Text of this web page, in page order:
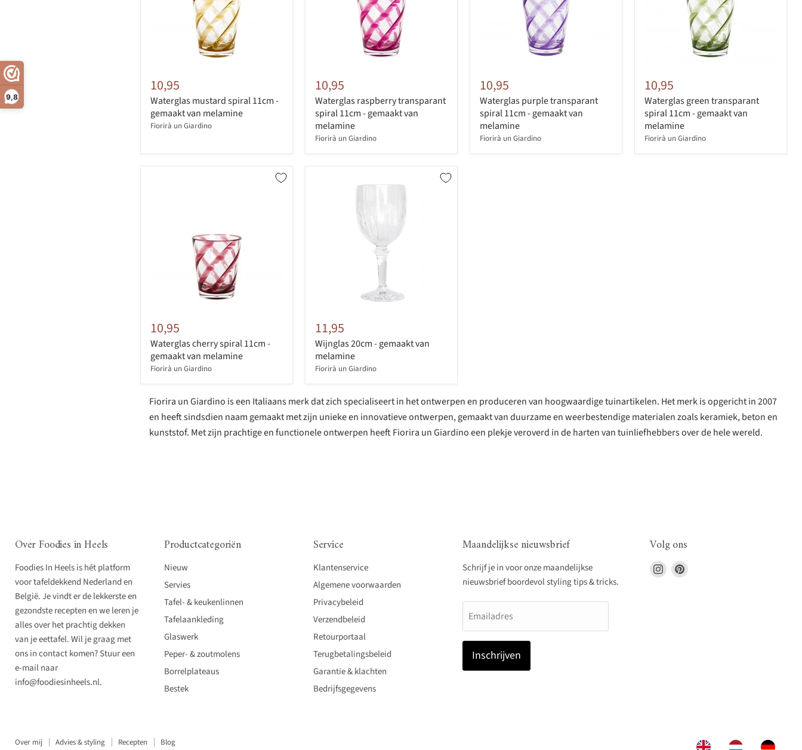
9,8
10,95
Waterglas mustard spiral 11cm -
gemaakt van melamine
Fiorirà un Giardino
10,95
Waterglas raspberry transparant
spiral 11cm - gemaakt van
melamine
Fiorirà un Giardino
10,95
Waterglas purple transparant
spiral 11cm - gemaakt van
melamine
Fiorirà un Giardino
10,95
Waterglas green transparant
spiral 11cm - gemaakt van
melamine
Fiorirà un Giardino
10,95
Waterglas cherry spiral 11cm -
gemaakt van melamine
Fiorirà un Giardino
11,95
Wijnglas 20cm - gemaakt van
melamine
Fiorirà un Giardino
Fiorira un Giardino is een Italiaans merk dat zich specialiseert in het ontwerpen en produceren van hoogwaardige tuinartikelen. Het merk is opgericht in 2007
en heeft sindsdien naam gemaakt met zijn unieke en innovatieve ontwerpen, gemaakt van duurzame en weerbestendige materialen zoals keramiek, beton en
kunststof. Met zijn prachtige en functionele ontwerpen heeft Fiorira un Giardino een plekje veroverd in de harten van tuinliefhebbers over de hele wereld.
Over Foodies in Heels
Foodies In Heels is hét platform
voor tafeldekkend Nederland en
België. Je vindt er de lekkerste en
gezondste recepten en we leren je
alles over het prachtig dekken
van je eettafel. Wil je graag met
ons in contact komen? Stuur een
e-mail naar
info@foodiesinheels.nl.
Productcategoriën
Nieuw
Servies
Tafel- & keukenlinnen
Tafelaankleding
Glaswerk
Peper- & zoutmolens
Borrelplateaus
Bestek
Service
Klantenservice
Algemene voorwaarden
Privacybeleid
Verzendbeleid
Retourportaal
Terugbetalingsbeleid
Garantie & klachten
Bedrijfsgegevens
Maandelijkse nieuwsbrief
Schrijf je in voor onze maandelijkse
nieuwsbrief boordevol styling tips & tricks.
Emailadres
Inschrijven
Volg ons
Vind
ons
Vind
Over mij Advies & styling Recepten Blog